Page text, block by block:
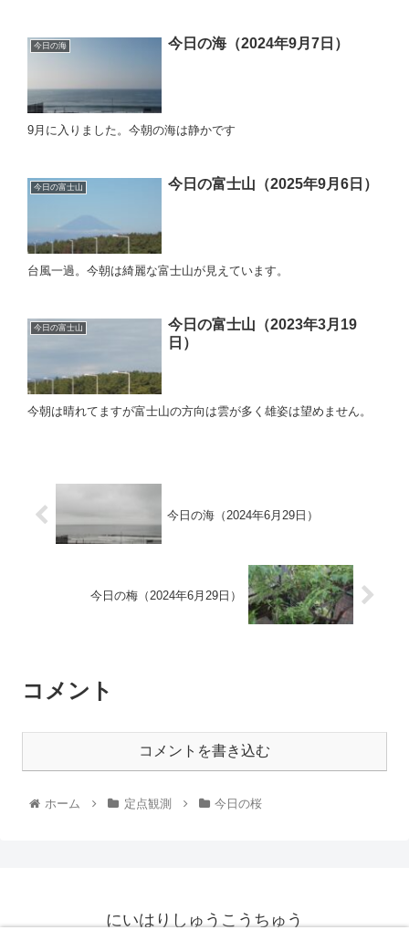
今日の海 今日の海（2024年9月7日）
9月に入りました。今朝の海は静かです
今日の富士山 今日の富士山（2025年9月6日）
台風一過。今朝は綺麗な富士山が見えています。
今日の富士山
今日の富士山（2023年3月19
日）
今朝は晴れてますが富士山の方向は雲が多く雄姿は望めません。
今日の海（2024年6月29日）
今日の梅（2024年6月29日）
コメント
コメントを書き込む
ホーム 定点観測 今日の桜
にいはりしゅうこうちゅう